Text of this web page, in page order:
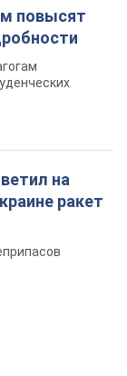
повысят
на
ракет